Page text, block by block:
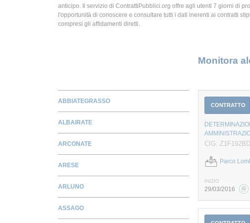
anticipo. Il servizio di ContrattiPubblici.org offre agli utenti 7 giorni di
l'opportunità di conoscere e consultare tutti i dati inerenti ai contratti
compresi gli affidamenti diretti.
Monitora
ABBIATEGRASSO
ALBAIRATE
ARCONATE
ARESE
ARLUNO
ASSAGO
CONTRATTO
CIG:
Parco
INIZIO
29/03/2016